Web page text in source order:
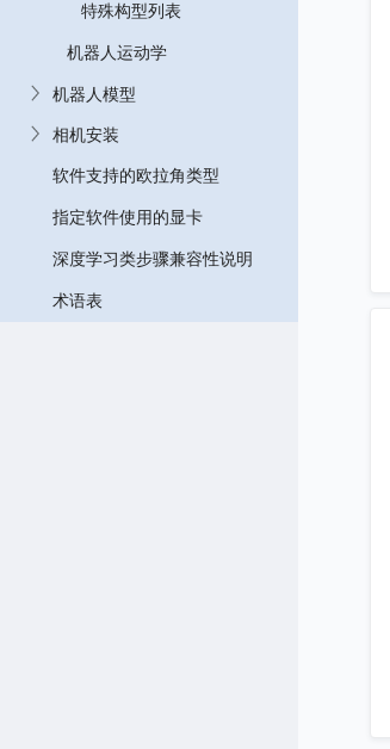
特殊构型列表
机器人运动学
机器人模型
相机安装
软件支持的欧拉角类型
指定软件使用的显卡
深度学习类步骤兼容性说明
术语表